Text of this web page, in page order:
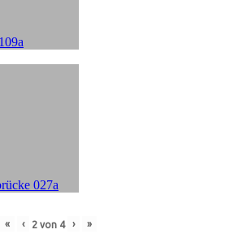
« ‹ 2von 4 › »